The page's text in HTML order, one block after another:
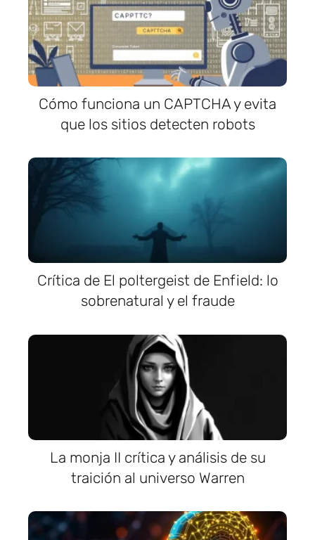
Cómo funciona un CAPTCHA y evita
que los sitios detecten robots
Crítica de El poltergeist de Enfield: lo
sobrenatural y el fraude
La monja II crítica y análisis de su
traición al universo Warren